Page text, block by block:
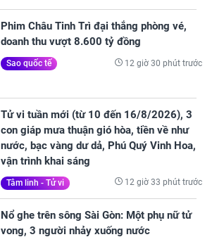
Phim Châu Tinh Trì đại thắng phòng vé,
doanh thu vượt 8.600 tỷ đồng
Sao quốc tế 12 giờ 30 phút trước
Tử vi tuần mới (từ 10 đến 16/8/2026), 3
con giáp mưa thuận gió hòa, tiền về như
nước, bạc vàng dư dả, Phú Quý Vinh Hoa,
vận trình khai sáng
Tâm linh - Tử vi 12 giờ 33 phút trước
Nổ ghe trên sông Sài Gòn: Một phụ nữ tử
vong, 3 người nhảy xuống nước